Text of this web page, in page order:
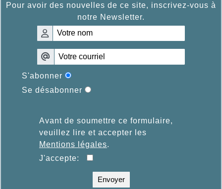
Pour avoir des nouvelles de ce site, inscrivez-vous à
notre Newsletter.
S'abonner
Se désabonner
Avant de soumettre ce formulaire,
veuillez lire et accepter les
Mentions légales.
J'accepte:
Envoyer